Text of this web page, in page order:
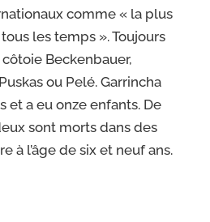
comme « la plus
les temps ».Toujours
Beckenbauer,
Puskas ou Pelé. Garrincha
et a eu onze enfants. De
sont morts dans des
à l’âge de six et neuf ans.